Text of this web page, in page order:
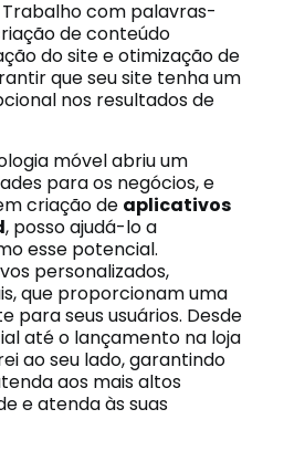
com palavras-
de conteúdo
do site e otimização de
que seu site tenha um
nos resultados de
móvel abriu um
para os negócios, e
criação de aplicativos
, posso ajudá-lo a
esse potencial.
personalizados,
que proporcionam uma
para seus usuários. Desde
até o lançamento na loja
ao seu lado, garantindo
aos mais altos
e atenda às suas